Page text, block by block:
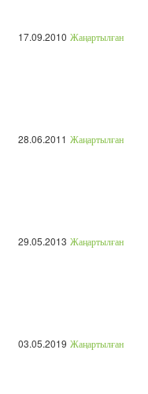
17.09.2010 Жаңартылған
28.06.2011 Жаңартылған
29.05.2013 Жаңартылған
03.05.2019 Жаңартылған